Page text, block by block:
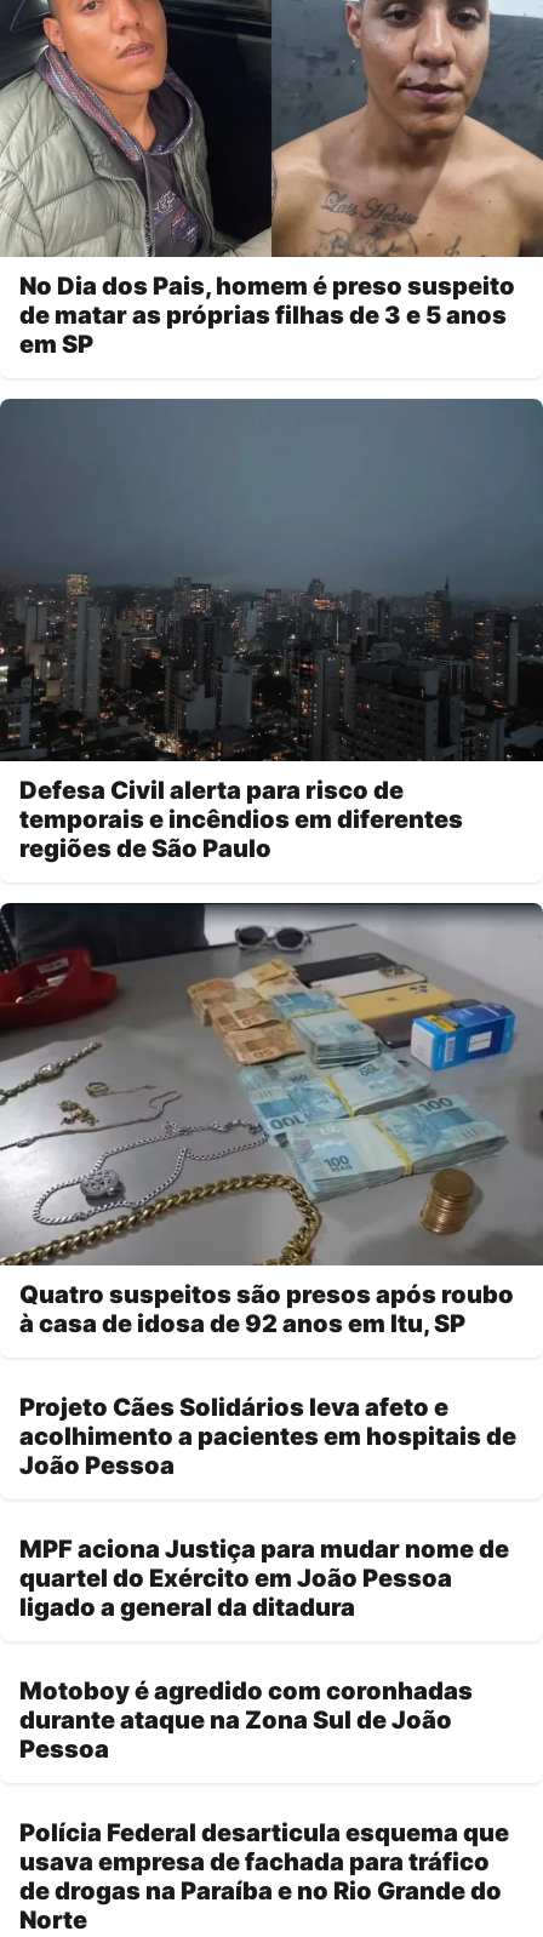
No Dia dos Pais, homem é preso suspeito
de matar as próprias filhas de 3 e 5 anos
em SP
Defesa Civil alerta para risco de
temporais e incêndios em diferentes
regiões de São Paulo
Quatro suspeitos são presos após roubo
à casa de idosa de 92 anos em Itu, SP
Projeto Cães Solidários leva afeto e
acolhimento a pacientes em hospitais de
João Pessoa
MPF aciona Justiça para mudar nome de
quartel do Exército em João Pessoa
ligado a general da ditadura
Motoboy é agredido com coronhadas
durante ataque na Zona Sul de João
Pessoa
Polícia Federal desarticula esquema que
usava empresa de fachada para tráfico
de drogas na Paraíba e no Rio Grande do
Norte